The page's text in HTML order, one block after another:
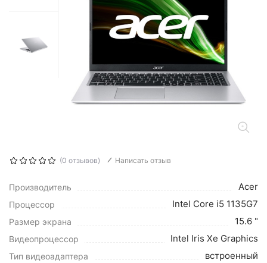
(0 отзывов) Написать отзыв
Производитель Acer
Процессор Intel Core i5 1135G7
Размер экрана 15.6 "
Видеопроцессор Intel Iris Xe Graphics
Тип видеоадаптера встроенный